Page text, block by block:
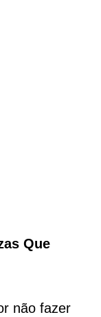
Que
não fazer